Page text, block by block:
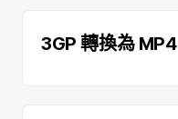
3GP 轉換為 MP4